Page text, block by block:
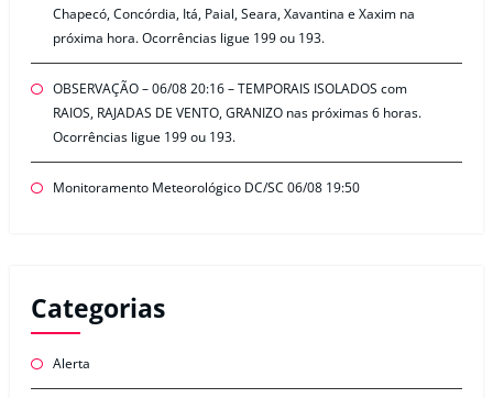
Chapecó, Concórdia, Itá, Paial, Seara, Xavantina e Xaxim na
próxima hora. Ocorrências ligue 199 ou 193.
OBSERVAÇÃO – 06/08 20:16 – TEMPORAIS ISOLADOS com
RAIOS, RAJADAS DE VENTO, GRANIZO nas próximas 6 horas.
Ocorrências ligue 199 ou 193.
Monitoramento Meteorológico DC/SC 06/08 19:50
Categorias
Alerta